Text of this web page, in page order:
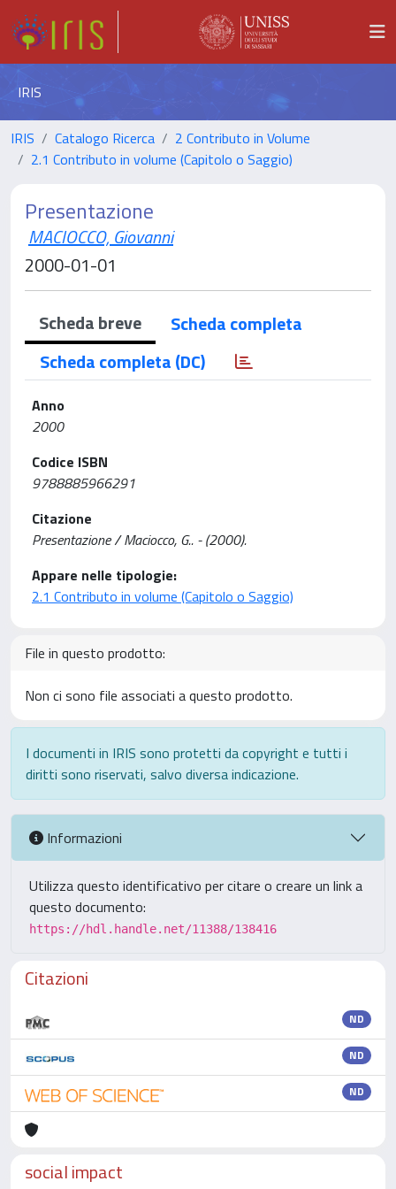
IRIS
IRIS Catalogo Ricerca
2 Contributo in Volume
2.1 Contributo in volume (Capitolo o Saggio)
Presentazione
MACIOCCO, Giovanni
2000-01-01
Scheda breve
Scheda completa
Scheda completa (DC)
Anno
2000
Codice ISBN
9788885966291
Citazione
Presentazione / Maciocco, G.. - (2000).
Appare nelle tipologie:
2.1 Contributo in volume (Capitolo o Saggio)
File in questo prodotto:
Non ci sono file associati a questo prodotto.
I documenti in IRIS sono protetti da copyright e tutti i
diritti sono riservati, salvo diversa indicazione.
Informazioni
Utilizza questo identificativo per citare o creare un link a
questo documento:
https://hdl.handle.net/11388/138416
Citazioni
ND
ND
ND
social impact